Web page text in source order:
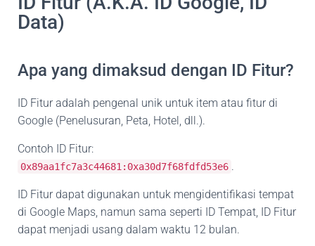
Data)
Apa yang dimaksud dengan ID Fitur?
ID Fitur adalah pengenal unik untuk item atau fitur di
Google (Penelusuran, Peta, Hotel, dll.).
Contoh ID Fitur:
0x89aa1fc7a3c44681:0xa30d7f68fdfd53e6 .
ID Fitur dapat digunakan untuk mengidentifikasi tempat
di Google Maps, namun sama seperti ID Tempat, ID Fitur
dapat menjadi usang dalam waktu 12 bulan.